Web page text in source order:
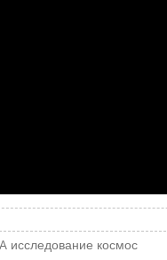
исследование космос